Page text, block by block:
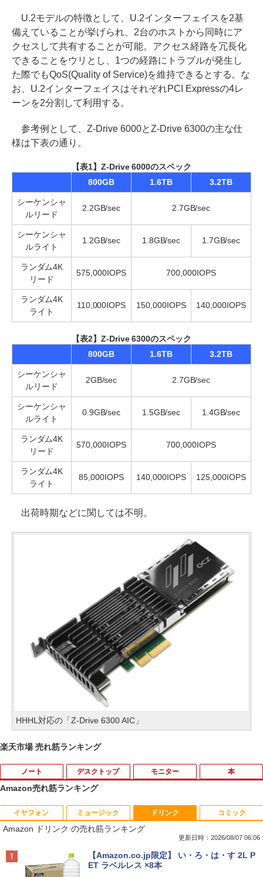
U.2モデルの特徴として、U.2インターフェイスを2基
備えていることが挙げられ、2台のホストから同時にア
クセスして共有することが可能。アクセス経路を冗長化
できることをウリとし、1つの経路にトラブルが発生し
た際でもQoS(Quality of Service)を維持できるとする。な
お、U.2インターフェイスはそれぞれPCI Expressの4レ
ーンを2分割して利用する。
参考例として、Z-Drive 6000とZ-Drive 6300の主な仕
様は下表の通り。
【表1】Z-Drive 6000のスペック
800GB
1.6TB 3.2TB
シーケンシャ
ルリード
2.2GB/sec 2.7GB/sec
シーケンシャ
ルライト
1.2GB/sec 1.8GB/sec 1.7GB/sec
ランダム4K
リード
575,000IOPS 700,000IOPS
ランダム4K
ライト
110,000IOPS 150,000IOPS 140,000IOPS
【表2】Z-Drive 6300のスペック
800GB
1.6TB 3.2TB
シーケンシャ
ルリード
2GB/sec 2.7GB/sec
シーケンシャ
ルライト
0.9GB/sec 1.5GB/sec 1.4GB/sec
ランダム4K
リード
570,000IOPS 700,000IOPS
ランダム4K
ライト
85,000IOPS 140,000IOPS 125,000IOPS
出荷時期などに関しては不明。
HHHL対応の「Z-Drive 6300 AIC」
楽天市場 売れ筋ランキング
ノート
1
価格重視訳あり ノートパソコン Office付
き 店長おまかせ 東芝 富士通 NEC DELL
HP等 Celeron 初めてパソコンを使う方
や初心者向け メモリ4GB HDD320GBま
たはSSD128GB Windows11/10 OS選択
可 WiFi オフィス付き ノートPC 1ヶ月保
デスクトップ
1
ポイント10倍 中古パソコン デスクトッ
プパソコン Windows 11【Office付】
【Windows 11 Pro 64Bit搭載】DELL O
ptiplexシリーズ Core i5搭載/4G/新品SS
D 120GB/DVD-ROM/送料無料【オプショ
ン色々有】
モニター 本
1
Aランクパーティを離脱した俺は、元教
え子たちと迷宮深部を目指す。（13）
【電子書籍】[ ユーリ ]
￥792
Amazon売れ筋ランキング
イヤフォン
Anker Soundcore P40i オフホワイト
ミュージック
BRUCE WAYNE feat. Flo Milli, ATL Jacob
[Explicit]
ドリンク
Amazon ドリンク の売れ筋ランキング
更新日時：2026/08/07 06:06
【Amazon.co.jp限定】 い・ろ・は・す 2L P
ET ラベルレス ×8本
コミック